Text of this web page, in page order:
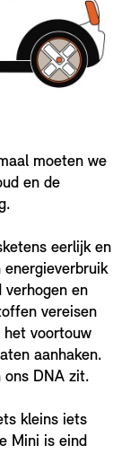
moeten we
en de
eerlijk en
verhogen en
vereisen
voortouw
aanhaken.
ons DNA zit.
kleins iets
Mini is eind